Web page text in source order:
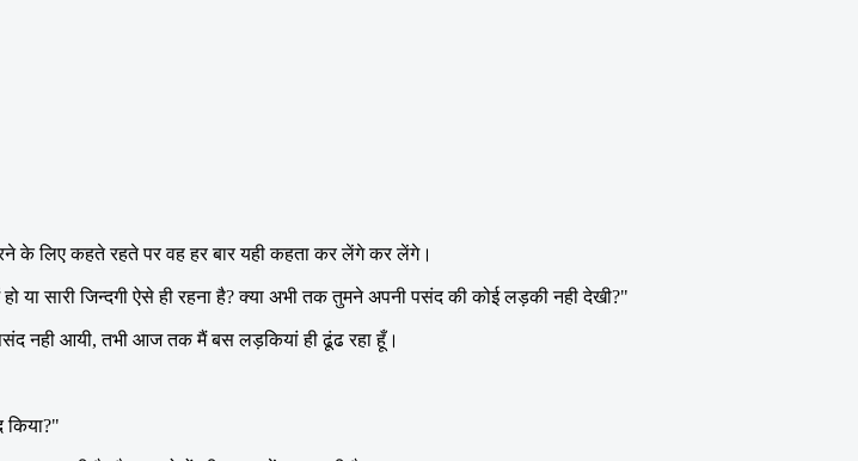
के लिए कहते रहते पर वह हर बार यही कहता कर लेंगे कर लेंगे।
सारी जिन्दगी ऐसे ही रहना है? क्या अभी तक तुमने अपनी पसंद की कोई लड़की नही देखी?"
नही आयी, तभी आज तक मैं बस लड़कियां ही ढूंढ रहा हूँ।
किया?"